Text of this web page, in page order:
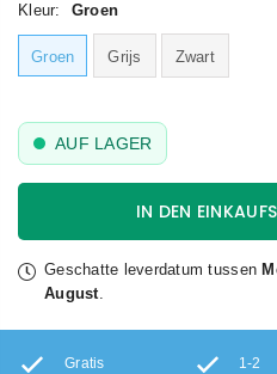
Kleur: Groen
Groen Grijs Zwart
AUF LAGER
IN DEN
Geschatte leverdatum tussen
August.
Gratis
1-2